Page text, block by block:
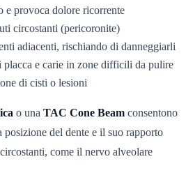
e provoca dolore ricorrente
circostanti (pericoronite)
adiacenti, rischiando di danneggiarli
placca e carie in zone difficili da pulire
di cisti o lesioni
o una TAC Cone Beam consentono
del dente e il suo rapporto
come il nervo alveolare